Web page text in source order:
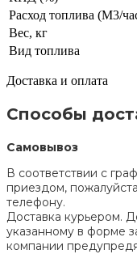
Расход топлива (М3/
Вес, кг
Вид топлива
Доставка и оплата
Способы
Самовывоз
В соответствии с
приездом,
телефону.
Доставка курьером.
указанному в форме
компании